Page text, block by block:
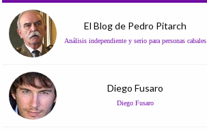
El Blog de Pedro Pitarch
Análisis independiente y serio para personas cabales
Diego Fusaro
Diego Fusaro